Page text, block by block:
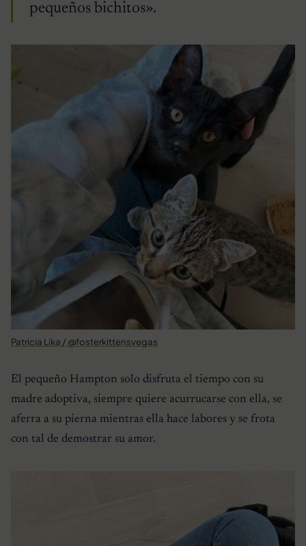
pequeños bichitos».
Patricia Lika / @fosterkittensvegas
El pequeño Hampton solo disfruta el tiempo con su
madre adoptiva, siempre quiere acurrucarse con ella, se
aferra a su pierna mientras ella hace labores y se frota
con tal de demostrar su amor.